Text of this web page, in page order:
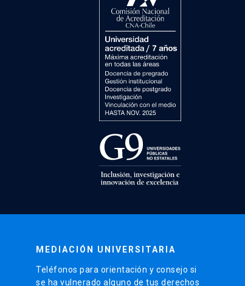
MEDIACIÓN UNIVERSITARIA
Teléfonos para orientación y consejo si
se ha vulnerado alguno de tus derechos